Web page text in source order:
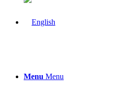
Menu Menu